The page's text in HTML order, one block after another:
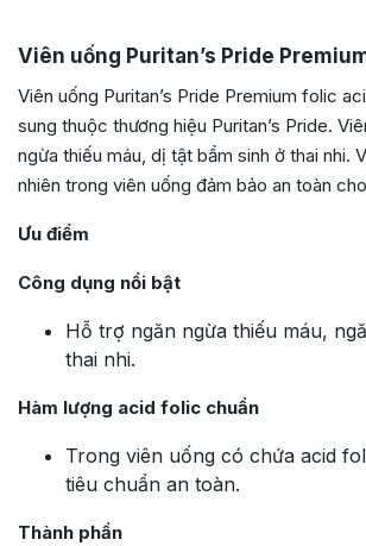
Viên uống Puritan’s Pride
Viên uống Puritan’s Pride Premium folic
sung thuộc thương hiệu Puritan’s Pride.
ngừa thiếu máu, dị tật bẩm sinh ở thai nhi.
nhiên trong viên uống đảm bảo an toàn
Ưu điểm
Công dụng nổi bật
Hỗ trợ ngăn ngừa thiếu máu,
thai nhi.
Hàm lượng acid folic chuẩn
Trong viên uống có chứa acid
tiêu chuẩn an toàn.
Thành phần